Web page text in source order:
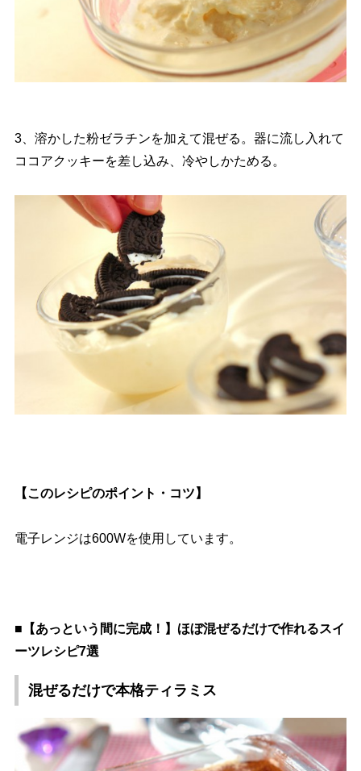
3、溶かした粉ゼラチンを加えて混ぜる。器に流し入れて
ココアクッキーを差し込み、冷やしかためる。
【このレシピのポイント・コツ】
電子レンジは600Wを使用しています。
■【あっという間に完成！】ほぼ混ぜるだけで作れるスイ
ーツレシピ7選
混ぜるだけで本格ティラミス